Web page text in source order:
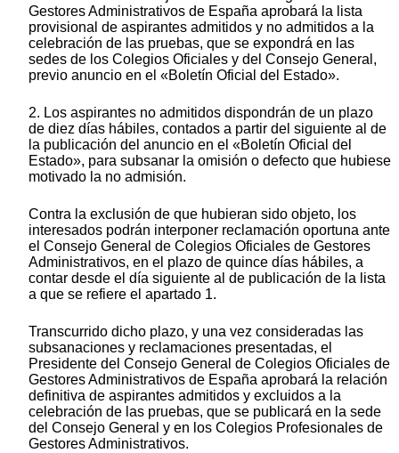
Gestores Administrativos de España aprobará la lista
provisional de aspirantes admitidos y no admitidos a la
celebración de las pruebas, que se expondrá en las
sedes de los Colegios Oficiales y del Consejo General,
previo anuncio en el «Boletín Oficial del Estado».
2. Los aspirantes no admitidos dispondrán de un plazo
de diez días hábiles, contados a partir del siguiente al de
la publicación del anuncio en el «Boletín Oficial del
Estado», para subsanar la omisión o defecto que hubiese
motivado la no admisión.
Contra la exclusión de que hubieran sido objeto, los
interesados podrán interponer reclamación oportuna ante
el Consejo General de Colegios Oficiales de Gestores
Administrativos, en el plazo de quince días hábiles, a
contar desde el día siguiente al de publicación de la lista
a que se refiere el apartado 1.
Transcurrido dicho plazo, y una vez consideradas las
subsanaciones y reclamaciones presentadas, el
Presidente del Consejo General de Colegios Oficiales de
Gestores Administrativos de España aprobará la relación
definitiva de aspirantes admitidos y excluidos a la
celebración de las pruebas, que se publicará en la sede
del Consejo General y en los Colegios Profesionales de
Gestores Administrativos.